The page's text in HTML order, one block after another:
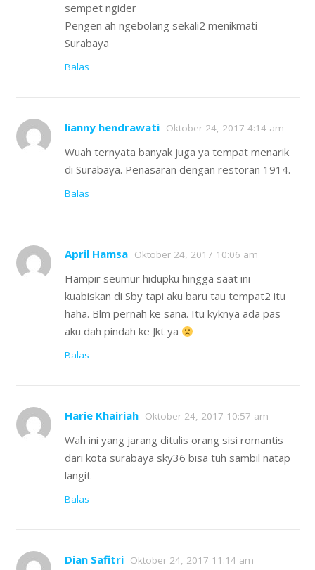
sempet ngider
Pengen ah ngebolang sekali2 menikmati
Surabaya
Balas
lianny hendrawati Oktober 24, 2017 4:14 am
Wuah ternyata banyak juga ya tempat menarik
di Surabaya. Penasaran dengan restoran 1914.
Balas
April Hamsa Oktober 24, 2017 10:06 am
Hampir seumur hidupku hingga saat ini
kuabiskan di Sby tapi aku baru tau tempat2 itu
haha. Blm pernah ke sana. Itu kyknya ada pas
aku dah pindah ke Jkt ya
Balas
Harie Khairiah Oktober 24, 2017 10:57 am
Wah ini yang jarang ditulis orang sisi romantis
dari kota surabaya sky36 bisa tuh sambil natap
langit
Balas
Dian Safitri Oktober 24, 2017 11:14 am